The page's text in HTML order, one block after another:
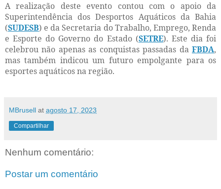
A realização deste evento contou com o apoio da
Superintendência dos Desportos Aquáticos da Bahia
(SUDESB) e da Secretaria do Trabalho, Emprego, Renda
e Esporte do Governo do Estado (SETRE). Este dia foi
celebrou não apenas as conquistas passadas da FBDA,
mas também indicou um futuro empolgante para os
esportes aquáticos na região.
MBrusell at agosto 17, 2023
Compartilhar
Nenhum comentário:
Postar um comentário